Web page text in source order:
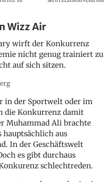
Wizz Air
wirft der Konkurrenz
nicht genug trainiert zu
auf sich sitzen.
in der Sportwelt oder im
die Konkurrenz damit
Muhammad Ali brachte
hauptsächlich aus
In der Geschäftswelt
es gibt durchaus
schlechtreden.